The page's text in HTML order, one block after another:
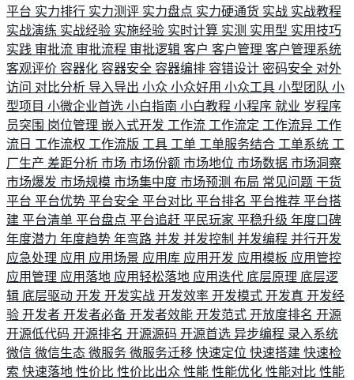
平台 实力排行 实力测评 实力盘点 实力硬通货 实战 实战教程
实战演练 实战经验 实施经验 实时计算 实测 实用型 实用技巧
实践 审批流 审批流程 审批逻辑 客户 客户管理 客户管理系统
客观评价 容器化 容器安全 容器编排 容错设计 密码安全 对外
访问 对比分析 导入导出 小众 小众好用 小众工具 小型团队 小
型项目 小微企业首选 小白指南 小白教程 小程序 就业 岁程序
员突围 岗位管理 嵌入式开发 工作流 工作流定 工作流异 工作
流日 工作流权 工作流版 工具 工单 工单服务结合 工单系统 工
厂生产 差距分析 市场 市场份额 市场地位 市场数据 市场洞察
市场爆发 市场规模 市场集中度 市场预测 布局 常见问题 干货
平台 平台优势 平台安全 平台对比 平台排名 平台推荐 平台搭
建 平台清单 平台盘点 平台追赶 平民玩家 平稳升级 年度口碑
年度潜力 年度趋势 年弯路 并发 并发控制 并发编程 并行开发
应急处理 应用 应用场景 应用库 应用开发 应用模板 应用管控
应用管理 应用落地 应用轻松落地 应用迭代 底层原理 底层逻
辑 底层驱动 开发 开发实战 开发效率 开发模式 开发真 开发经
验 开发者 开发者必备 开发者效能 开发范式 开放度排名 开源
开源低代码 开源排名 开源源码 开源首选 异步编程 录入系统
微信 微信生态 微服务 微服务迁移 快速定位 快速搭建 快速检
索 快速落地 性价比 性价比出众 性能 性能优化 性能对比 性能